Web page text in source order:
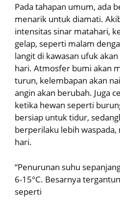
Pada tahapan umum, ada
menarik untuk diamati.
intensitas sinar matahari,
gelap, seperti malam
langit di kawasan ufuk
hari. Atmosfer bumi akan
turun, kelembapan akan
angin akan berubah. Juga
ketika hewan seperti
bersiap untuk tidur,
berperilaku lebih waspada,
hari.
“Penurunan suhu
6-15°C. Besarnya
seperti